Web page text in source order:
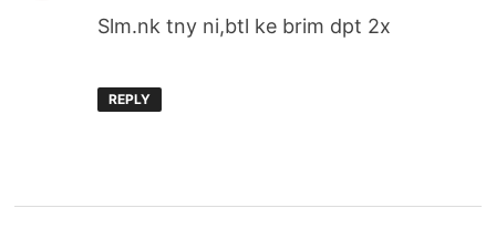
Slm.nk tny ni,btl ke brim dpt 2x
REPLY